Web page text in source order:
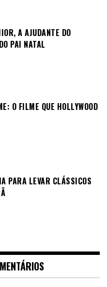
A AJUDANTE DO
PAI NATAL
O FILME QUE HOLLYWOOD
PARA LEVAR CLÁSSICOS